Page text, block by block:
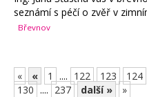
seznámí s péčí o zvěř v
Břevnov
« « 1 .... 122 123 124
130 .... 237 další » »